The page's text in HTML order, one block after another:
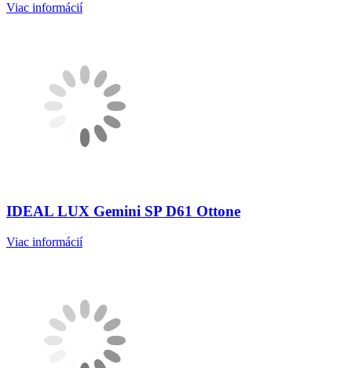
Viac informácií
IDEAL LUX Gemini SP D61 Ottone
Viac informácií